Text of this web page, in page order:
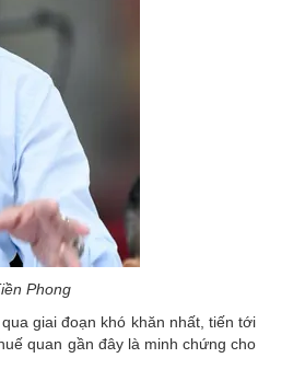
Phong
giai đoạn khó khăn nhất, tiến tới
quan gần đây là minh chứng cho